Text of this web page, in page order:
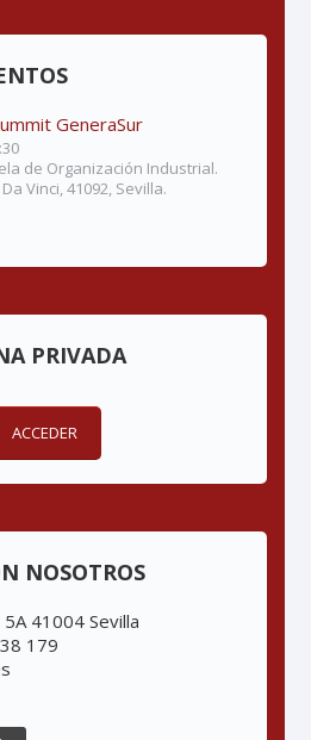
GeneraSur
de Organización Industrial.
Vinci, 41092, Sevilla.
PRIVADA
ACCEDER
NOSOTROS
41004 Sevilla
179